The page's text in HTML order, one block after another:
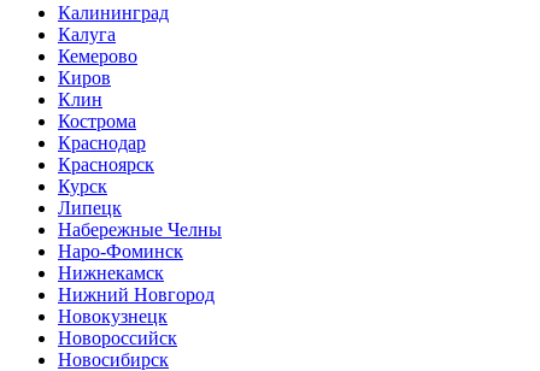
Калининград
Калуга
Кемерово
Киров
Клин
Кострома
Краснодар
Красноярск
Курск
Липецк
Набережные Челны
Наро-Фоминск
Нижнекамск
Нижний Новгород
Новокузнецк
Новороссийск
Новосибирск